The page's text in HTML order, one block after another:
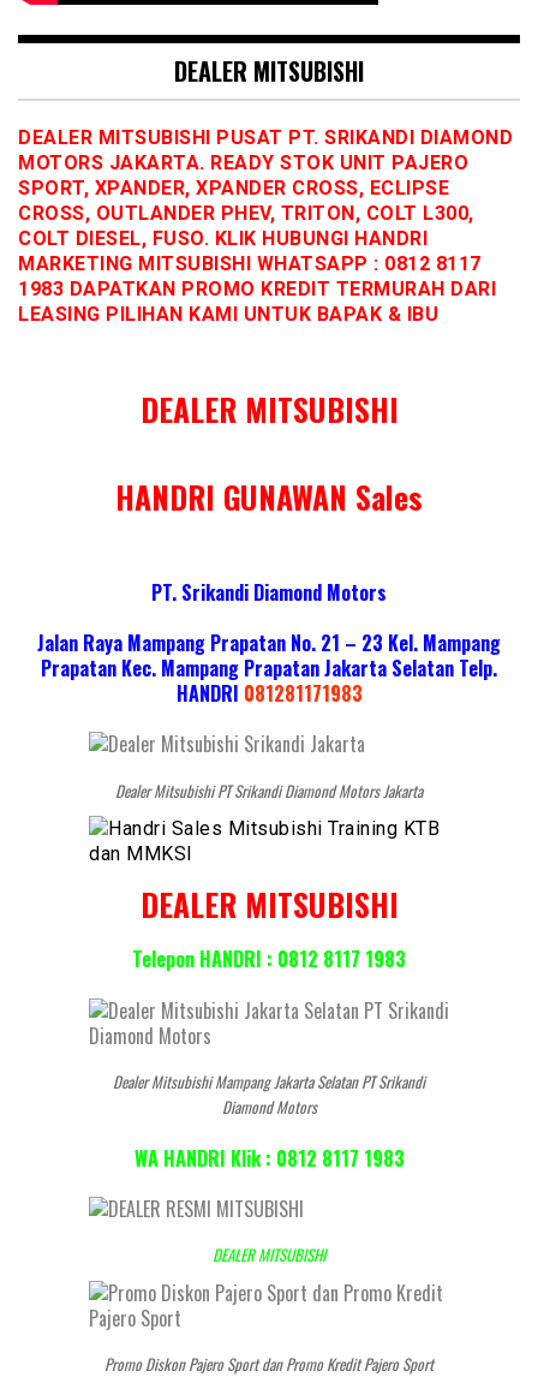
DEALER MITSUBISHI
DEALER MITSUBISHI PUSAT PT. SRIKANDI DIAMOND
MOTORS JAKARTA. READY STOK UNIT PAJERO
SPORT, XPANDER, XPANDER CROSS, ECLIPSE
CROSS, OUTLANDER PHEV, TRITON, COLT L300,
COLT DIESEL, FUSO. KLIK HUBUNGI HANDRI
MARKETING MITSUBISHI WHATSAPP : 0812 8117
1983 DAPATKAN PROMO KREDIT TERMURAH DARI
LEASING PILIHAN KAMI UNTUK BAPAK & IBU
DEALER MITSUBISHI
HANDRI GUNAWAN Sales
PT. Srikandi Diamond Motors
Jalan Raya Mampang Prapatan No. 21 – 23 Kel. Mampang
Prapatan Kec. Mampang Prapatan Jakarta Selatan Telp.
HANDRI 081281171983
Dealer Mitsubishi PT Srikandi Diamond Motors Jakarta
DEALER MITSUBISHI
Telepon HANDRI : 0812 8117 1983
Dealer Mitsubishi Mampang Jakarta Selatan PT Srikandi
Diamond Motors
WA HANDRI Klik : 0812 8117 1983
DEALER MITSUBISHI
Promo Diskon Pajero Sport dan Promo Kredit Pajero Sport